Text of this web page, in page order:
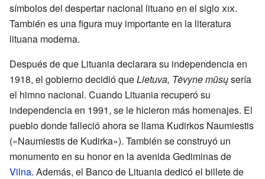
símbolos del despertar nacional lituano en el sigloxix.
También es una figura muy importante en la literatura
lituana moderna.
Después de que Lituania declarara su independencia en
1918, el gobierno decidió queLietuva, Tėvyne mūsųsería
el himno nacional. Cuando Lituania recuperó su
independencia en 1991, se le hicieron más homenajes. El
pueblo donde falleció ahora se llama Kudirkos Naumiestis
(«Naumiestis de Kudirka»). También se construyó un
monumento en su honor en la avenida Gediminas de
Vilna. Además, el Banco de Lituania dedicó el billete de